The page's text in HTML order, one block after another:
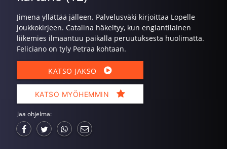
Jimena yllättää jälleen. Palvelusväki kirjoittaa Lopelle
joukkokirjeen. Catalina häkeltyy, kun englantilainen
liikemies ilmaantuu paikalla peruutuksesta huolimatta.
Feliciano on tyly Petraa kohtaan.
KATSO JAKSO
KATSO MYÖHEMMIN
Jaa ohjelma: